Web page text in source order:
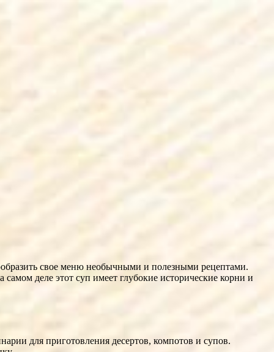
свое меню необычными и полезными рецептами.
деле этот суп имеет глубокие исторические корни и
для приготовления десертов, компотов и супов.